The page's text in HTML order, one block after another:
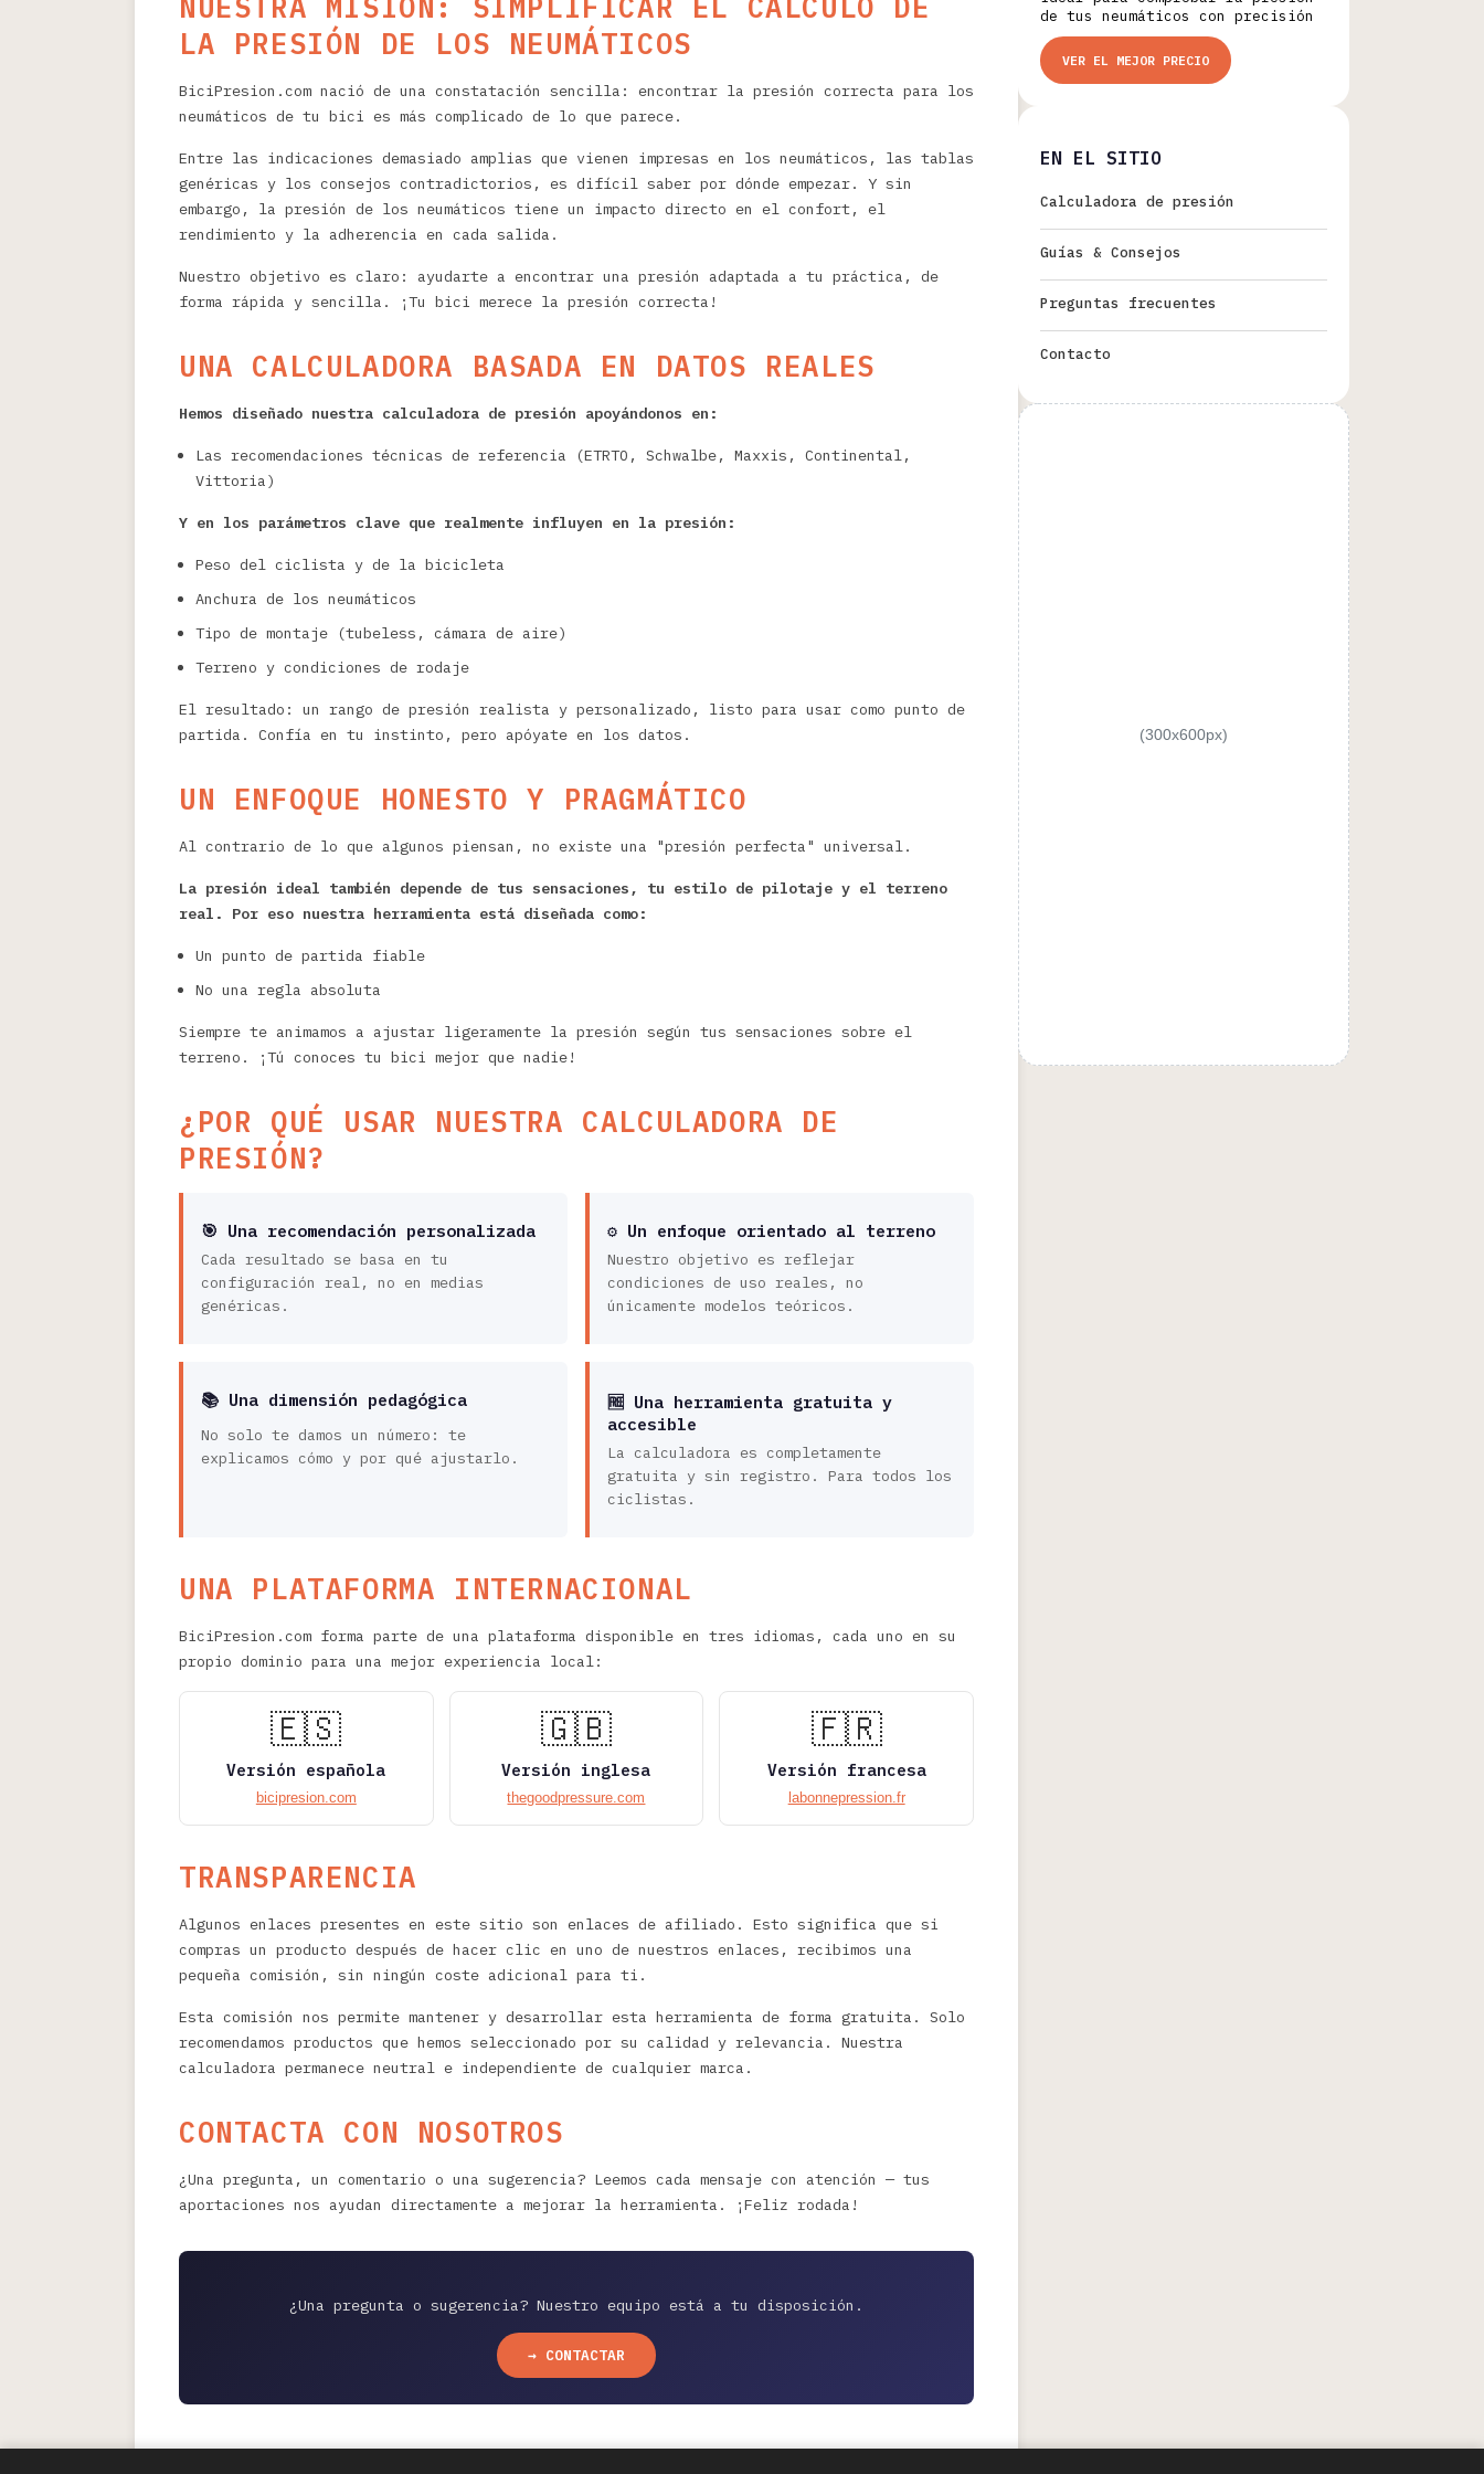
LA PRESIÓN DE LOS NEUMÁTICOS
BiciPresion.com nació de una constatación sencilla: encontrar la presión correcta para los
neumáticos de tu bici es más complicado de lo que parece.
Entre las indicaciones demasiado amplias que vienen impresas en los neumáticos, las tablas
genéricas y los consejos contradictorios, es difícil saber por dónde empezar. Y sin
embargo, la presión de los neumáticos tiene un impacto directo en el confort, el
rendimiento y la adherencia en cada salida.
Nuestro objetivo es claro: ayudarte a encontrar una presión adaptada a tu práctica, de
forma rápida y sencilla. ¡Tu bici merece la presión correcta!
UNA CALCULADORA BASADA EN DATOS REALES
Hemos diseñado nuestra calculadora de presión apoyándonos en:
Las recomendaciones técnicas de referencia (ETRTO, Schwalbe, Maxxis, Continental,
Vittoria)
Y en los parámetros clave que realmente influyen en la presión:
Peso del ciclista y de la bicicleta
Anchura de los neumáticos
Tipo de montaje (tubeless, cámara de aire)
Terreno y condiciones de rodaje
El resultado: un rango de presión realista y personalizado, listo para usar como punto de
partida. Confía en tu instinto, pero apóyate en los datos.
UN ENFOQUE HONESTO Y PRAGMÁTICO
Al contrario de lo que algunos piensan, no existe una "presión perfecta" universal.
La presión ideal también depende de tus sensaciones, tu estilo de pilotaje y el terreno
real. Por eso nuestra herramienta está diseñada como:
Un punto de partida fiable
No una regla absoluta
Siempre te animamos a ajustar ligeramente la presión según tus sensaciones sobre el
terreno. ¡Tú conoces tu bici mejor que nadie!
¿POR QUÉ USAR NUESTRA CALCULADORA DE
PRESIÓN?
🎯 Una recomendación personalizada
Cada resultado se basa en tu
configuración real, no en medias
genéricas.
⚙️ Un enfoque orientado al terreno
Nuestro objetivo es reflejar
condiciones de uso reales, no
únicamente modelos teóricos.
📚 Una dimensión pedagógica
No solo te damos un número: te
explicamos cómo y por qué ajustarlo.
🆓 Una herramienta gratuita y
accesible
La calculadora es completamente
gratuita y sin registro. Para todos los
ciclistas.
UNA PLATAFORMA INTERNACIONAL
BiciPresion.com forma parte de una plataforma disponible en tres idiomas, cada uno en su
propio dominio para una mejor experiencia local:
🇪🇸
Versión española
bicipresion.com
🇬🇧
Versión inglesa
thegoodpressure.com
🇫🇷
Versión francesa
labonnepression.fr
TRANSPARENCIA
Algunos enlaces presentes en este sitio son enlaces de afiliado. Esto significa que si
compras un producto después de hacer clic en uno de nuestros enlaces, recibimos una
pequeña comisión, sin ningún coste adicional para ti.
Esta comisión nos permite mantener y desarrollar esta herramienta de forma gratuita. Solo
recomendamos productos que hemos seleccionado por su calidad y relevancia. Nuestra
calculadora permanece neutral e independiente de cualquier marca.
CONTACTA CON NOSOTROS
¿Una pregunta, un comentario o una sugerencia? Leemos cada mensaje con atención — tus
aportaciones nos ayudan directamente a mejorar la herramienta. ¡Feliz rodada!
¿Una pregunta o sugerencia? Nuestro equipo está a tu disposición.
→ CONTACTAR
de tus neumáticos con precisión
VER EL MEJOR PRECIO
EN EL SITIO
Calculadora de presión
Guías & Consejos
Preguntas frecuentes
Contacto
(300x600px)